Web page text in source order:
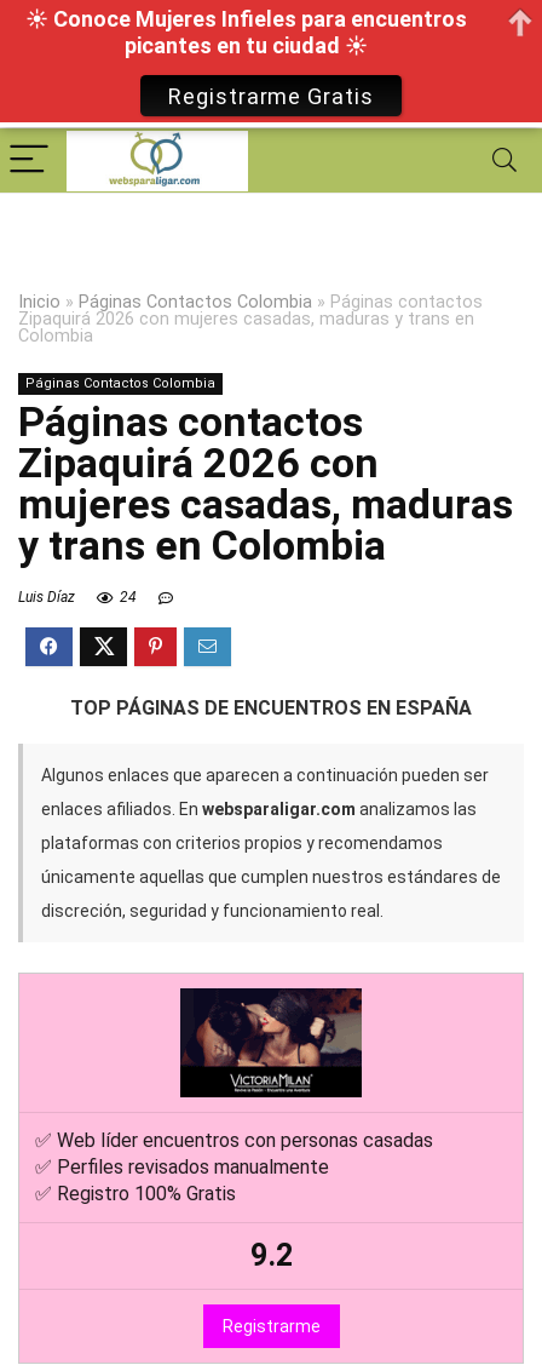
Inicio » Páginas Contactos Colombia » Páginas contactos
Zipaquirá 2026 con mujeres casadas, maduras y trans en
Colombia
Páginas Contactos Colombia
Páginas contactos
Zipaquirá 2026 con
mujeres casadas, maduras
y trans en Colombia
Luis Díaz 24
TOP PÁGINAS DE ENCUENTROS EN ESPAÑA
Algunos enlaces que aparecen a continuación pueden ser
enlaces afiliados. En websparaligar.com analizamos las
plataformas con criterios propios y recomendamos
únicamente aquellas que cumplen nuestros estándares de
discreción, seguridad y funcionamiento real.
✅ Web líder encuentros con personas casadas
✅ Perfiles revisados manualmente
✅ Registro 100% Gratis
9.2
Registrarme
☀ Conoce Mujeres Infieles para encuentros
picantes en tu ciudad ☀
Registrarme Gratis